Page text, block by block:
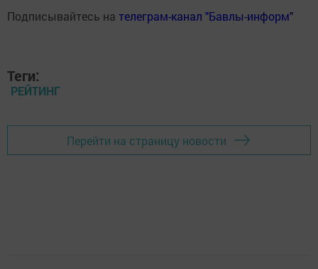
Подписывайтесь на телеграм-канал "Бавлы-информ"
Теги:
РЕЙТИНГ
Перейти на страницу новости